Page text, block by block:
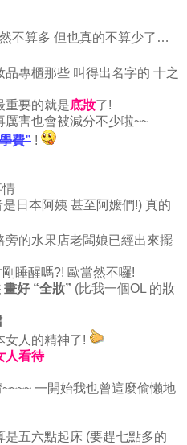
不算多 但也真的不算少了…
專櫃那些 叫得出名字的 十之
重要的就是底妝了!
害也會被減分不少啦~~
費” !
情
日本阿姨 甚至阿嬤們!) 真的
的水果店老闆娘已經出來擺
睡醒嗎?! 歐當然不囉!
好 “全妝” (比我一個OL 的妝
女人的精神了!
人看待
一開始我也曾這麼偷懶地
是五六點起床 (要趕七點多的